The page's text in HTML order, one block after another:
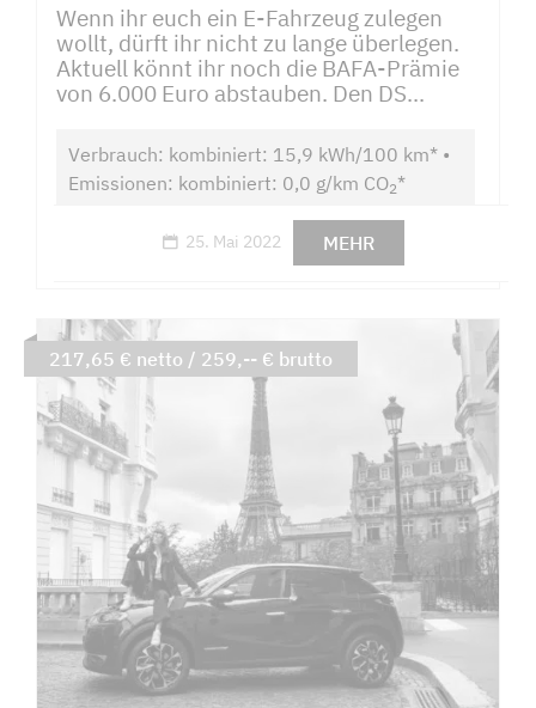
Wenn ihr euch ein E-Fahrzeug zulegen
wollt, dürft ihr nicht zu lange überlegen.
Aktuell könnt ihr noch die BAFA-Prämie
von 6.000 Euro abstauben. Den DS...
Verbrauch: kombiniert: 15,9 kWh/100 km* •
Emissionen: kombiniert: 0,0 g/km CO2*
25. Mai 2022 MEHR
217,65 € netto / 259,-- € brutto